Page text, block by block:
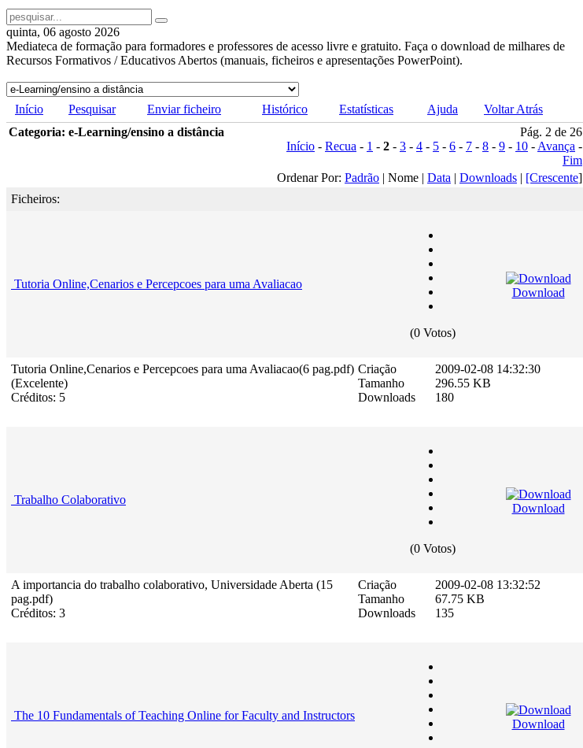
quinta, 06 agosto 2026
Mediateca de formação para formadores e professores de acesso livre e gratuito. Faça o download de milhares de
Recursos Formativos / Educativos Abertos (manuais, ficheiros e apresentações PowerPoint).
Início Pesquisar Enviar ficheiro Histórico Estatísticas Ajuda
Voltar Atrás
Categoria: e-Learning/ensino a distância
Pág. 2 de 26
Início - Recua - 1 - 2 - 3 - 4 - 5 - 6 - 7 - 8 - 9 - 10 -Avança -
Fim
Ordenar Por: Padrão | Nome | Data | Downloads | [Crescente]
Ficheiros:
Tutoria Online,Cenarios e Percepcoes para uma Avaliacao
(0 Votos)
Download
Tutoria Online,Cenarios e Percepcoes para uma Avaliacao(6 pag.pdf)
(Excelente)
Créditos: 5
Criação
Tamanho
Downloads
2009-02-08 14:32:30
296.55 KB
180
Trabalho Colaborativo
(0 Votos)
Download
A importancia do trabalho colaborativo, Universidade Aberta (15
pag.pdf)
Créditos: 3
Criação
Tamanho
Downloads
2009-02-08 13:32:52
67.75 KB
135
The 10 Fundamentals of Teaching Online for Faculty and Instructors
Download